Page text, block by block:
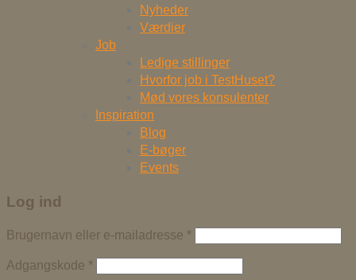
Nyheder
Værdier
Job
Ledige stillinger
Hvorfor job i TestHuset?
Mød vores konsulenter
Inspiration
Blog
E-bøger
Events
Log ind
Brugernavn eller e-mailadresse *
Adgangskode *